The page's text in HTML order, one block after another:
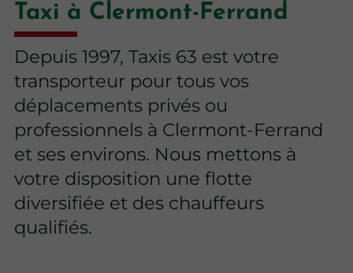
Taxi à Clermont-Ferrand
Depuis 1997, Taxis 63 est votre
transporteur pour tous vos
déplacements privés ou
professionnels à Clermont-Ferrand
et ses environs. Nous mettons à
votre disposition une flotte
diversifiée et des chauffeurs
qualifiés.